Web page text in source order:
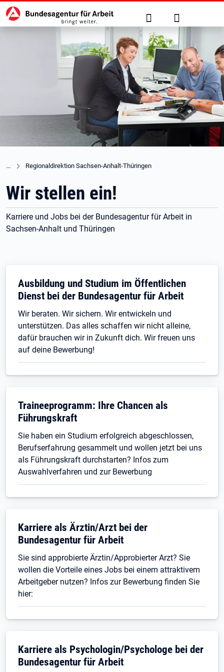
zu den Hauptinhalten springen
Hauptnavigation Suche Anmelden
Regionaldirektion Sachsen-Anhalt-Thüringen
Wir stellen ein!
Karriere und Jobs bei der Bundesagentur für Arbeit in
Sachsen-Anhalt und Thüringen
Ausbildung und Studium im Öffentlichen
Dienst bei der Bundesagentur für Arbeit
Wir beraten. Wir sichern. Wir entwickeln und
unterstützen. Das alles schaffen wir nicht alleine,
dafür brauchen wir in Zukunft dich. Wir freuen uns
auf deine Bewerbung!
Traineeprogramm: Ihre Chancen als
Führungskraft
Sie haben ein Studium erfolgreich abgeschlossen,
Berufserfahrung gesammelt und wollen jetzt bei uns
als Führungskraft durchstarten? Infos zum
Auswahlverfahren und zur Bewerbung
Karriere als Ärztin/Arzt bei der
Bundesagentur für Arbeit
Sie sind approbierte Ärztin/Approbierter Arzt? Sie
wollen die Vorteile eines Jobs bei einem attraktivem
Arbeitgeber nutzen? Infos zur Bewerbung finden Sie
hier:
Karriere als Psychologin/Psychologe bei der
Bundesagentur für Arbeit